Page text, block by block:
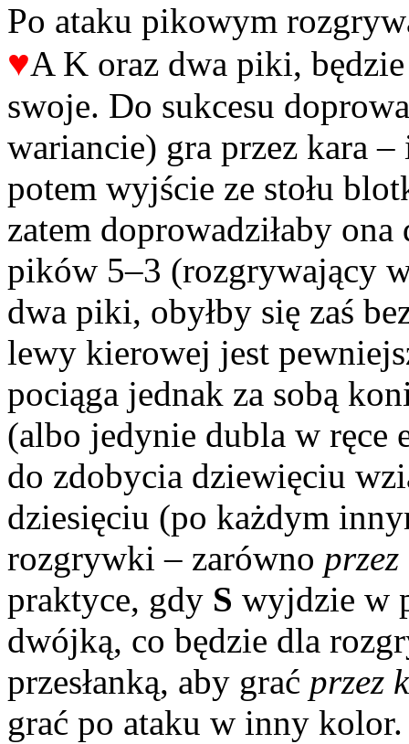
Po ataku pikowym
♥A K oraz dwa piki,
swoje. Do sukcesu
wariancie) gra przez kara –
potem wyjście ze stołu
zatem doprowadziłaby
pików 5–3 (rozgrywający
dwa piki, obyłby się zaś
lewy kierowej jest
pociąga jednak za sobą
(albo jedynie dubla w ręce
do zdobycia dziewięciu
dziesięciu (po każdym
rozgrywki – zarówno
praktyce, gdy S wyjdzie w
dwójką, co będzie dla
przesłanką, aby grać przez
grać po ataku w inny kolor.